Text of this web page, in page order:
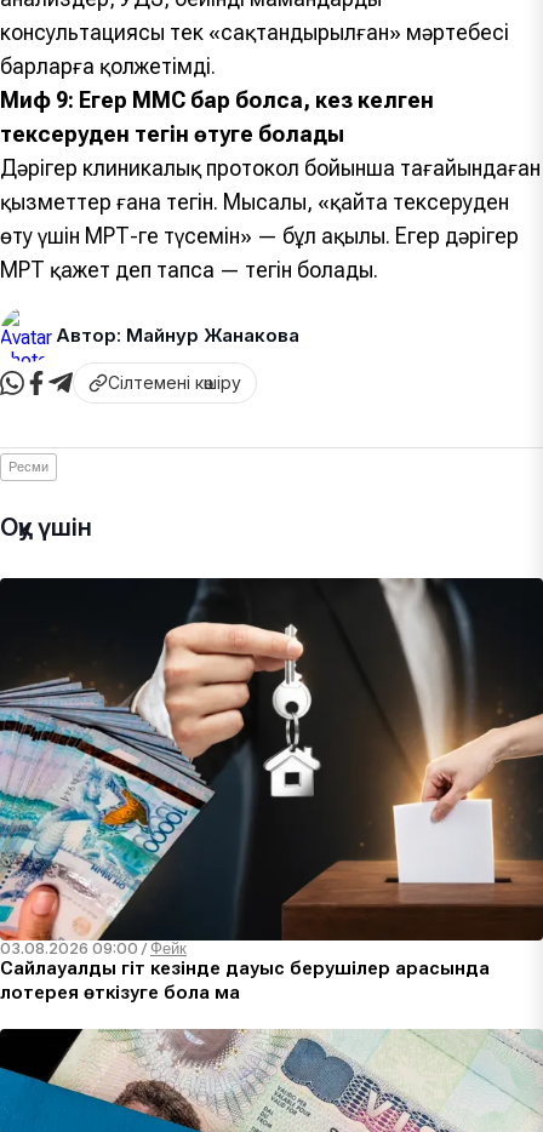
консультациясы тек «сақтандырылған» мәртебесі
барларға қолжетімді.
Миф 9: Егер МӘМС бар болса, кез келген
тексеруден тегін өтуге болады
Дәрігер клиникалық протокол бойынша тағайындаған
қызметтер ғана тегін. Мысалы, «қайта тексеруден
өту үшін МРТ-ге түсемін» — бұл ақылы. Егер дәрігер
МРТ қажет деп тапса — тегін болады.
Автор: Майнур Жанакова
Сілтемені көшіру
Ресми
Оқу үшін
03.08.2026 09:00 /Фейк
Сайлауалды үгіт кезінде дауыс берушілер арасында
лотерея өткізуге бола ма